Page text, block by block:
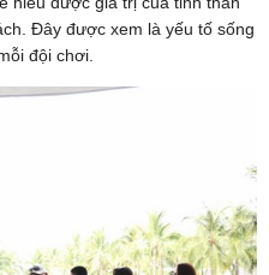
Đây được xem là yếu tố sống
đội chơi.